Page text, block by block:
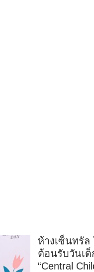
ห้างเซ็นทรัล
ต้อนรับวันเ
“Central